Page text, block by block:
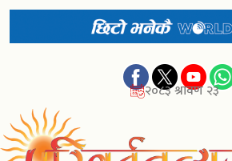
२०८३ श्रावण २३